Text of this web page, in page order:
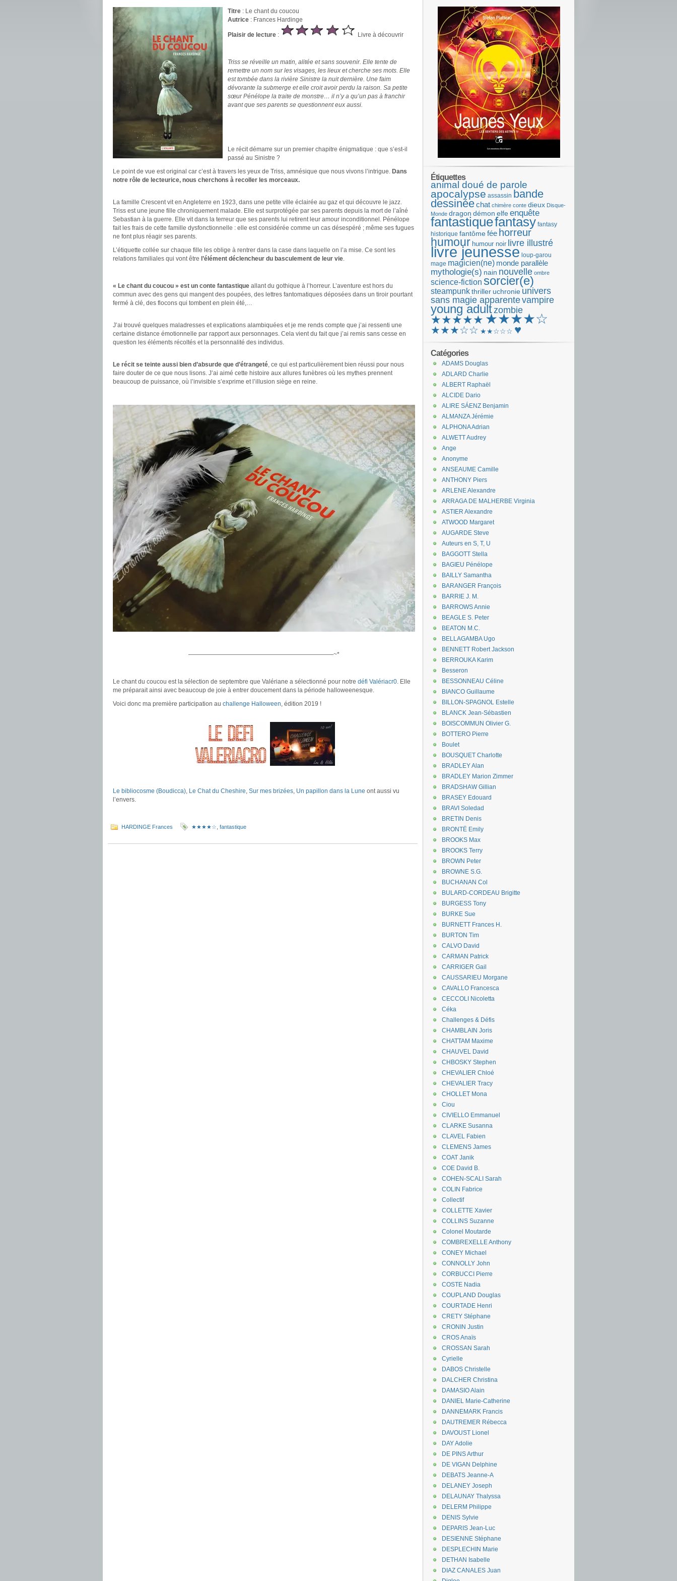
Titre : Le chant du coucou
Autrice : Frances Hardinge
Plaisir de lecture :
Livre à découvrir
Triss se réveille un matin, alitée et sans souvenir. Elle tente de
remettre un nom sur les visages, les lieux et cherche ses mots. Elle
est tombée dans la rivière Sinistre la nuit dernière. Une faim
dévorante la submerge et elle croit avoir perdu la raison. Sa petite
sœur Pénélope la traite de monstre… il n’y a qu’un pas à franchir
avant que ses parents se questionnent eux aussi.
Le récit démarre sur un premier chapitre énigmatique : que s’est-il
passé au Sinistre ?
Le point de vue est original car c’est à travers les yeux de Triss, amnésique que nous vivons l’intrigue. Dans
notre rôle de lecteurice, nous cherchons à recoller les morceaux.
La famille Crescent vit en Angleterre en 1923, dans une petite ville éclairée au gaz et qui découvre le jazz.
Triss est une jeune fille chroniquement malade. Elle est surprotégée par ses parents depuis la mort de l’aîné
Sebastian à la guerre. Elle vit dans la terreur que ses parents lui retirent leur amour inconditionnel. Pénélope
fait les frais de cette famille dysfonctionnelle : elle est considérée comme un cas désespéré ; même ses fugues
ne font plus réagir ses parents.
L’étiquette collée sur chaque fille les oblige à rentrer dans la case dans laquelle on l’a mise. Ce sont les
relations familiales qui vont être l’élément déclencheur du basculement de leur vie.
« Le chant du coucou » est un conte fantastique allant du gothique à l’horreur. L’aventure est hors du
commun avec des gens qui mangent des poupées, des lettres fantomatiques déposées dans un tiroir pourtant
fermé à clé, des flocons qui tombent en plein été,…
J’ai trouvé quelques maladresses et explications alambiquées et je me rends compte que j’ai ressenti une
certaine distance émotionnelle par rapport aux personnages. Cela vient du fait que j’ai remis sans cesse en
question les éléments récoltés et la personnalité des individus.
Le récit se teinte aussi bien d’absurde que d’étrangeté, ce qui est particulièrement bien réussi pour nous
faire douter de ce que nous lisons. J’ai aimé cette histoire aux allures funèbres où les mythes prennent
beaucoup de puissance, où l’invisible s’exprime et l’illusion siège en reine.
————————————————————————~*
Le chant du coucou est la sélection de septembre que Valériane a sélectionné pour notre défi Valériacr0. Elle
me préparait ainsi avec beaucoup de joie à entrer doucement dans la période halloweenesque.
Voici donc ma première participation au challenge Halloween, édition 2019 !
Le bibliocosme (Boudicca), Le Chat du Cheshire, Sur mes brizées, Un papillon dans la Lune ont aussi vu
l’envers.
HARDINGE Frances ★★★★☆ fantastique
Étiquettes
animal doué de parole
apocalypse assassin bande
dessinéechat chimère conte dieux Disque-
Monde dragon démon elfeenquête
fantastiquefantasy fantasy
historique fantômefée horreur
humour humour noir livre illustré
livre jeunesse loup-garou
mage magicien(ne) monde parallèle
mythologie(s) nain nouvelle ombre
science-fiction sorcier(e)
steampunkthriller uchronie univers
sans magie apparentevampire
young adultzombie
★★★★★ ★★★★☆
★★★☆☆ ★★☆☆☆ ♥
Catégories
ADAMS Douglas
ADLARD Charlie
ALBERT Raphaël
ALCIDE Dario
ALIRE SÁENZ Benjamin
ALMANZA Jérémie
ALPHONA Adrian
ALWETT Audrey
Ange
Anonyme
ANSEAUME Camille
ANTHONY Piers
ARLENE Alexandre
ARRAGA DE MALHERBE Virginia
ASTIER Alexandre
ATWOOD Margaret
AUGARDE Steve
Auteurs en S, T, U
BAGGOTT Stella
BAGIEU Pénélope
BAILLY Samantha
BARANGER François
BARRIE J. M.
BARROWS Annie
BEAGLE S. Peter
BEATON M.C.
BELLAGAMBA Ugo
BENNETT Robert Jackson
BERROUKA Karim
Besseron
BESSONNEAU Céline
BIANCO Guillaume
BILLON-SPAGNOL Estelle
BLANCK Jean-Sébastien
BOISCOMMUN Olivier G.
BOTTERO Pierre
Boulet
BOUSQUET Charlotte
BRADLEY Alan
BRADLEY Marion Zimmer
BRADSHAW Gillian
BRASEY Edouard
BRAVI Soledad
BRETIN Denis
BRONTË Emily
BROOKS Max
BROOKS Terry
BROWN Peter
BROWNE S.G.
BUCHANAN Col
BULARD-CORDEAU Brigitte
BURGESS Tony
BURKE Sue
BURNETT Frances H.
BURTON Tim
CALVO David
CARMAN Patrick
CARRIGER Gail
CAUSSARIEU Morgane
CAVALLO Francesca
CECCOLI Nicoletta
Céka
Challenges & Défis
CHAMBLAIN Joris
CHATTAM Maxime
CHAUVEL David
CHBOSKY Stephen
CHEVALIER Chloé
CHEVALIER Tracy
CHOLLET Mona
Ciou
CIVIELLO Emmanuel
CLARKE Susanna
CLAVEL Fabien
CLEMENS James
COAT Janik
COE David B.
COHEN-SCALI Sarah
COLIN Fabrice
Collectif
COLLETTE Xavier
COLLINS Suzanne
Colonel Moutarde
COMBREXELLE Anthony
CONEY Michael
CONNOLLY John
CORBUCCI Pierre
COSTE Nadia
COUPLAND Douglas
COURTADE Henri
CRETY Stéphane
CRONIN Justin
CROS Anaïs
CROSSAN Sarah
Cyrielle
DABOS Christelle
DALCHER Christina
DAMASIO Alain
DANIEL Marie-Catherine
DANNEMARK Francis
DAUTREMER Rébecca
DAVOUST Lionel
DAY Adolie
DE PINS Arthur
DE VIGAN Delphine
DEBATS Jeanne-A
DELANEY Joseph
DELAUNAY Thalyssa
DELERM Philippe
DENIS Sylvie
DEPARIS Jean-Luc
DESIENNE Stéphane
DESPLECHIN Marie
DETHAN Isabelle
DIAZ CANALES Juan